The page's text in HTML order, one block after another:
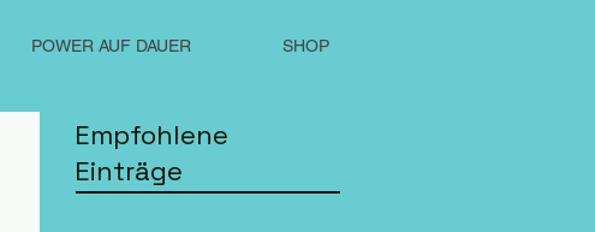
POWER AUF DAUER SHOP
Empfohlene
Einträge